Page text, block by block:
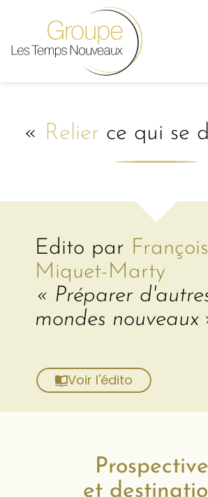
« Relier ce qui se
Edito par François
Miquet-Marty
« Préparer
mondes nouveaux
Voir l'édito
et